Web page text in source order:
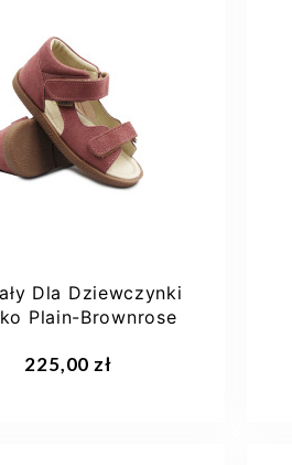
Dla Dziewczynki
Plain-Brownrose
225,00 zł